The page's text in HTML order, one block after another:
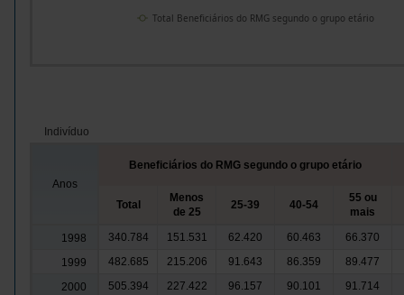
Total Beneficiários do RMG segundo o grupo etário
Indivíduo
Anos
Beneficiários do RMG segundo o grupo etário
Total
Menos
de 25
25-39 40-54
55 ou
mais
1998 340.784 151.531 62.420 60.463
66.370
1999
482.685 215.206 91.643 86.359
89.477
2000
505.394 227.422 96.157 90.101
91.714